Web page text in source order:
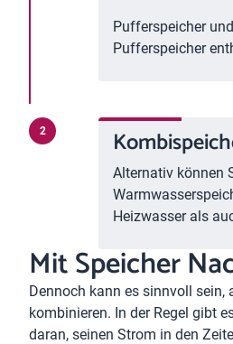
Pufferspeicher
Pufferspeicher
Alternativ können
Heizwasser als
Mit Speicher
Dennoch kann es sinnvoll
kombinieren. In der Regel gibt
daran, seinen Strom in den